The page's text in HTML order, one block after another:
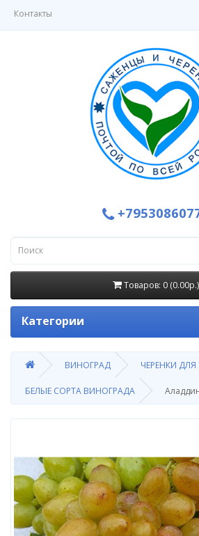
Контакты
Товаров: 0 (0.00р.)
Категории
ВИНОГРАД ЧЕРЕНКИ
БЕЛЫЕ СОРТА ВИНОГРАДА